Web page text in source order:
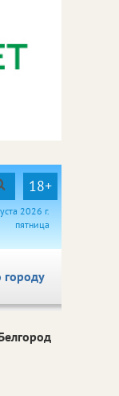
18+
2026 г.
пятница
городу
компаний (на
правах